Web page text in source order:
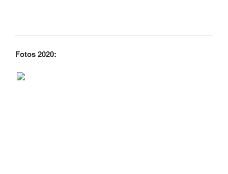
Fotos 2020: